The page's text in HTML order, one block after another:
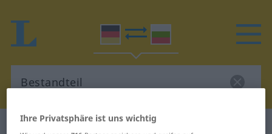
Ihre Privatsphäre ist uns wichtig